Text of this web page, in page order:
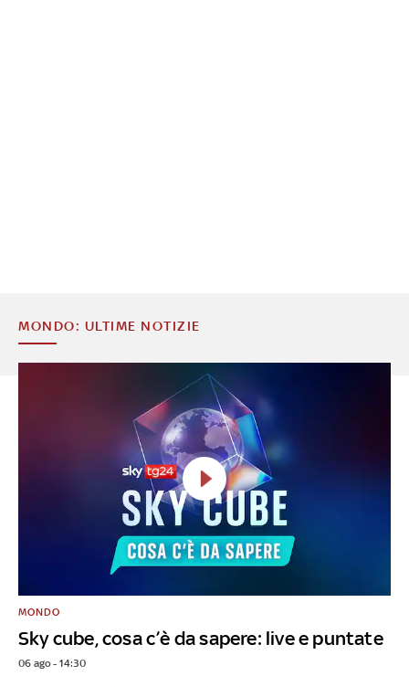
MONDO: ULTIME NOTIZIE
Sky cube, cosa c’è da sapere: live e puntate
MONDO
06 ago - 14:30